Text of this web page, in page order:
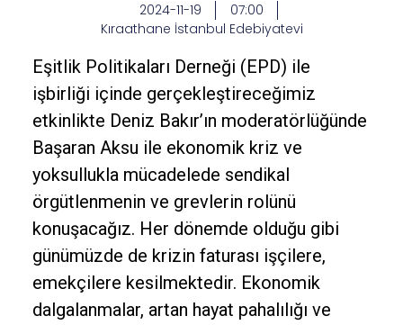
2024-11-19
07:00
Kıraathane İstanbul Edebiyatevi
Eşitlik Politikaları Derneği (EPD) ile
işbirliği içinde gerçekleştireceğimiz
etkinlikte Deniz Bakır’ın moderatörlüğünde
Başaran Aksu ile ekonomik kriz ve
yoksullukla mücadelede sendikal
örgütlenmenin ve grevlerin rolünü
konuşacağız. Her dönemde olduğu gibi
günümüzde de krizin faturası işçilere,
emekçilere kesilmektedir. Ekonomik
dalgalanmalar, artan hayat pahalılığı ve